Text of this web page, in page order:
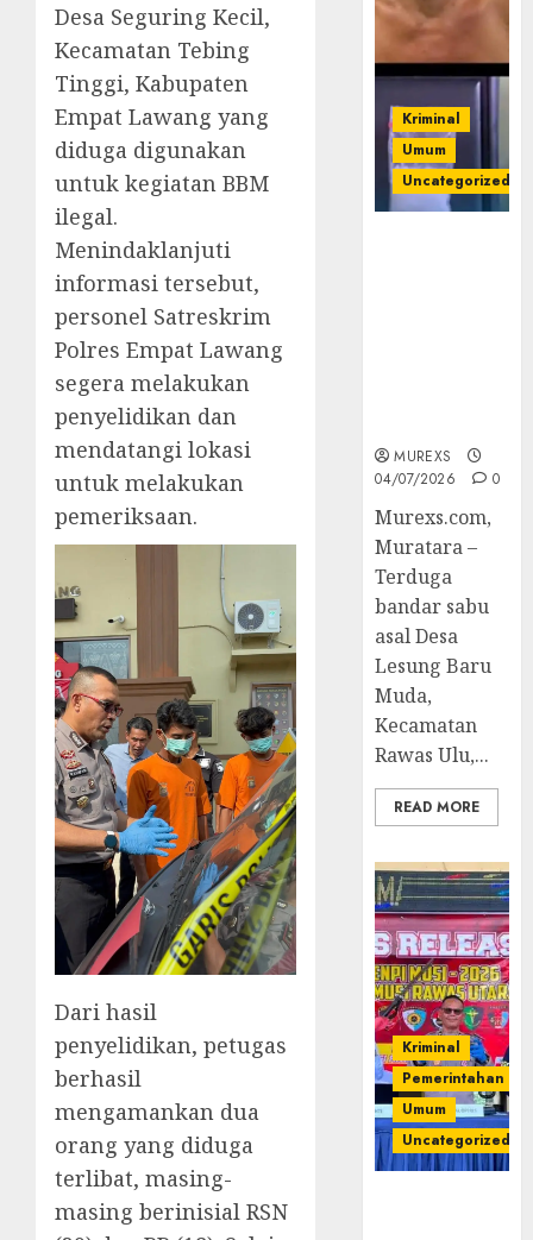
Desa Seguring Kecil,
Kecamatan Tebing
Tinggi, Kabupaten
Empat Lawang yang
diduga digunakan
untuk kegiatan BBM
ilegal.
Menindaklanjuti
informasi tersebut,
personel Satreskrim
Polres Empat Lawang
segera melakukan
penyelidikan dan
mendatangi lokasi
untuk melakukan
pemeriksaan.
Dari hasil
penyelidikan, petugas
berhasil
mengamankan dua
orang yang diduga
terlibat, masing-
masing berinisial RSN
Kriminal
Umum
Uncategorized
MUREXS
04/07/2026
0
Murexs.com,
Muratara –
Terduga
bandar sabu
asal Desa
Lesung Baru
Muda,
Kecamatan
Rawas Ulu,...
READ MORE
Kriminal
Pemerintahan
Umum
Uncategorized